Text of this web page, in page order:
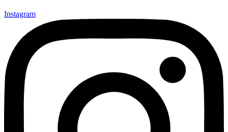
Instagram